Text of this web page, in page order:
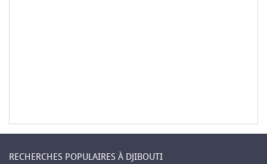
RECHERCHES POPULAIRES À DJIBOUTI